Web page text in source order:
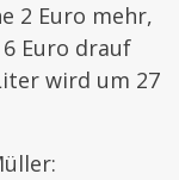
2 Euro mehr,
Euro drauf
wird um 27